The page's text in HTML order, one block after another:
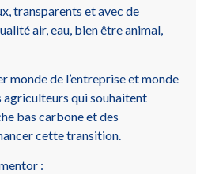
transparents et avec de
air, eau, bien être animal,
monde de l’entreprise et monde
qui souhaitent
bas carbone et des
cette transition.
: